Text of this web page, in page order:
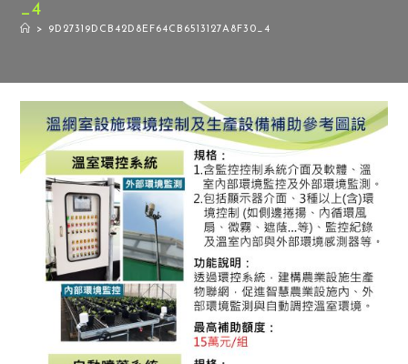
_4
> 9D27319DCB42D8EF64CB6513127A8F30_4